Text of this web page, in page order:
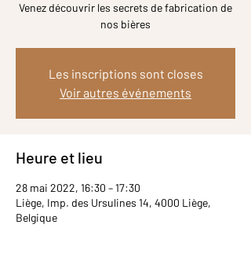
Venez découvrir les secrets de fabrication de
nos bières
Les inscriptions sont closes
Voir autres événements
Heure et lieu
28 mai 2022, 16:30 – 17:30
Liège, Imp. des Ursulines 14, 4000 Liège,
Belgique